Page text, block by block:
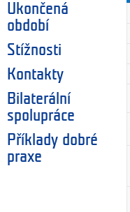
Ukončená
období
Stížnosti
Kontakty
Bilaterální
spolupráce
Příklady dobré
praxe